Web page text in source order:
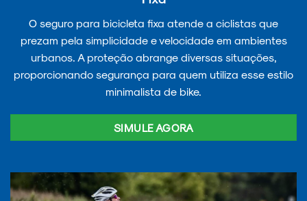
O seguro para bicicleta fixa atende a ciclistas que
prezam pela simplicidade e velocidade em ambientes
urbanos. A proteção abrange diversas situações,
proporcionando segurança para quem utiliza esse estilo
minimalista de bike.
SIMULE AGORA